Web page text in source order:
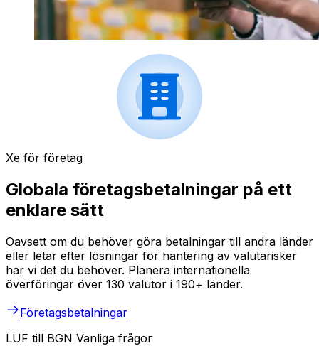
Xe för företag
Globala företagsbetalningar på ett
enklare sätt
Oavsett om du behöver göra betalningar till andra länder
eller letar efter lösningar för hantering av valutarisker
har vi det du behöver. Planera internationella
överföringar över 130 valutor i 190+ länder.
Företagsbetalningar
LUF till BGN Vanliga frågor